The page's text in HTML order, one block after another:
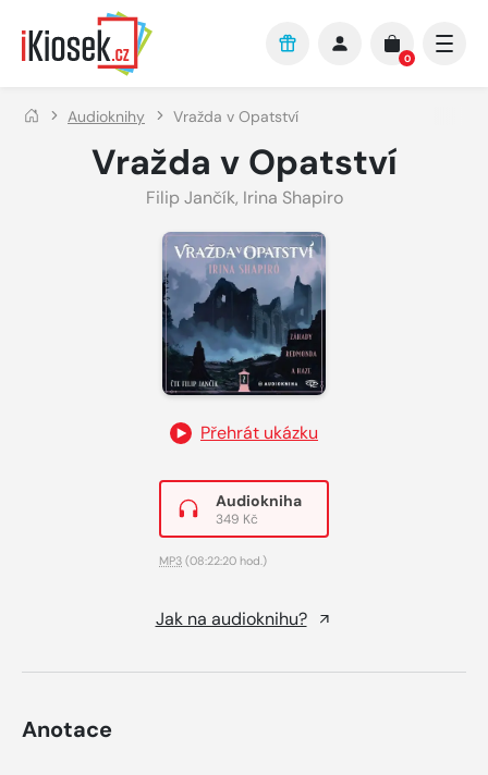
Přejít na hlavní obsah
0
Audioknihy Vražda v Opatství
Vražda v Opatství
Filip Jančík, Irina Shapiro
Přehrát ukázku
Audiokniha
349 Kč
MP3 (08:22:20 hod.)
Jak na audioknihu?
Anotace